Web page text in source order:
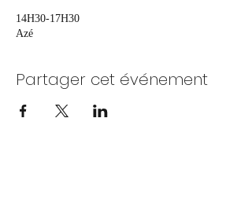
14H30-17H30
Azé
Partager cet événement